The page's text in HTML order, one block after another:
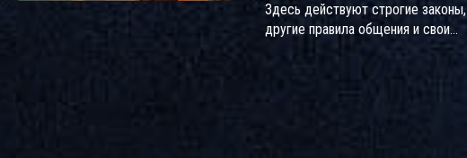
Здесь действуют строгие законы,
другие правила общения и свои
особенности рынка. В статье